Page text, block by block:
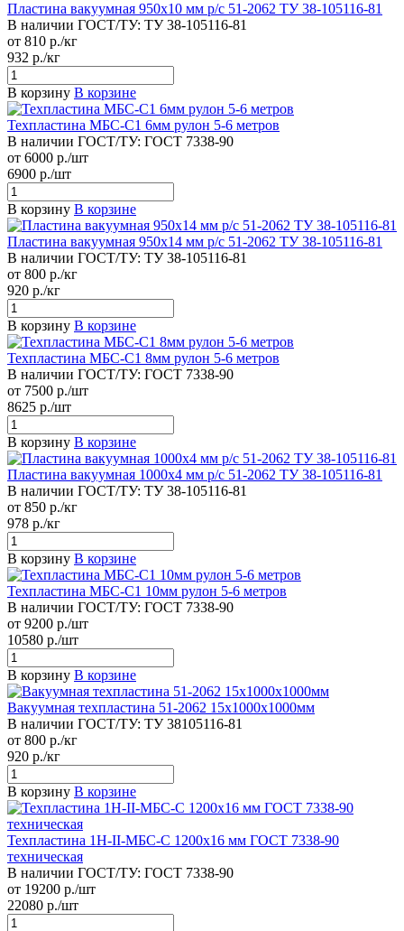
Пластина вакуумная 950х10 мм р/с 51-2062 ТУ 38-105116-81
В наличии ГОСТ/ТУ: ТУ 38-105116-81
от 810 р./кг
932 р./кг
В корзину В корзине
Техпластина МБС-С1 6мм рулон 5-6 метров
В наличии ГОСТ/ТУ: ГОСТ 7338-90
от 6000 р./шт
6900 р./шт
В корзину В корзине
Пластина вакуумная 950х14 мм р/с 51-2062 ТУ 38-105116-81
В наличии ГОСТ/ТУ: ТУ 38-105116-81
от 800 р./кг
920 р./кг
В корзину В корзине
Техпластина МБС-С1 8мм рулон 5-6 метров
В наличии ГОСТ/ТУ: ГОСТ 7338-90
от 7500 р./шт
8625 р./шт
В корзину В корзине
Пластина вакуумная 1000х4 мм р/с 51-2062 ТУ 38-105116-81
В наличии ГОСТ/ТУ: ТУ 38-105116-81
от 850 р./кг
978 р./кг
В корзину В корзине
Техпластина МБС-С1 10мм рулон 5-6 метров
В наличии ГОСТ/ТУ: ГОСТ 7338-90
от 9200 р./шт
10580 р./шт
В корзину В корзине
Вакуумная техпластина 51-2062 15х1000х1000мм
В наличии ГОСТ/ТУ: ТУ 38105116-81
от 800 р./кг
920 р./кг
В корзину В корзине
Техпластина 1Н-II-МБС-С 1200х16 мм ГОСТ 7338-90
техническая
В наличии ГОСТ/ТУ: ГОСТ 7338-90
от 19200 р./шт
22080 р./шт